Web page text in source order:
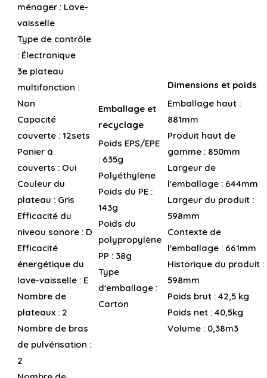
ménager : Lave-
vaisselle
Type de contrôle
: Électronique
3e plateau
multifonction :
Non
Capacité
couverte : 12sets
Panier à
couverts : Oui
Couleur du
plateau : Gris
Efficacité du
niveau sonore : D
Efficacité
énergétique du
lave-vaisselle : E
Nombre de
plateaux : 2
Nombre de bras
de pulvérisation :
2
Emballage et
recyclage
Poids EPS/EPE
: 635g
Polyéthylène
Poids du PE :
143g
Poids du
polypropylène
PP : 38g
Type
d'emballage :
Carton
Dimensions et poids
Emballage haut :
881mm
Produit haut de
gamme : 850mm
Largeur de
l'emballage : 644mm
Largeur du produit :
598mm
Contexte de
l'emballage : 661mm
Historique du produit :
598mm
Poids brut : 42,5 kg
Poids net : 40,5kg
Volume : 0,38m3